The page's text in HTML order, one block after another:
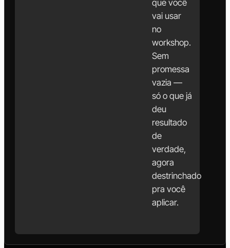
que você
vai usar
no
workshop.
Sem
promessa
vazia —
só o que já
deu
resultado
de
verdade,
agora
destrinchado
pra você
aplicar.